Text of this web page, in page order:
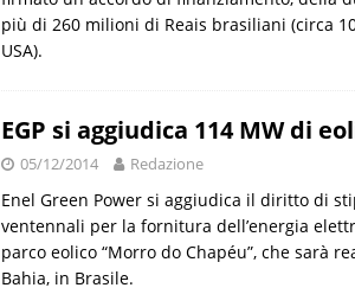
più di 260 milioni di Reais brasiliani (circa
USA).
EGP si aggiudica 114 MW di
05/12/2014 Redazione
Enel Green Power si aggiudica il diritto di
ventennali per la fornitura dell’energia
parco eolico “Morro do Chapéu”, che sarà
Bahia, in Brasile.